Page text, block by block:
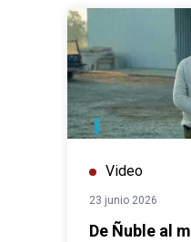
Video
23 junio 2026
De Ñuble al